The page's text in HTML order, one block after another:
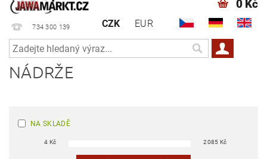
734 300 139 CZK EUR
0 Kč
NÁDRŽE
NA SKLADĚ
4 Kč 2085 Kč